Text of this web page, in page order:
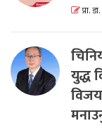
प्रा.
युद्ध